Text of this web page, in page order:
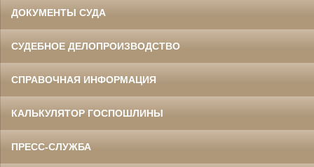
ДОКУМЕНТЫ СУДА
СУДЕБНОЕ ДЕЛОПРОИЗВОДСТВО
СПРАВОЧНАЯ ИНФОРМАЦИЯ
КАЛЬКУЛЯТОР ГОСПОШЛИНЫ
ПРЕСС-СЛУЖБА